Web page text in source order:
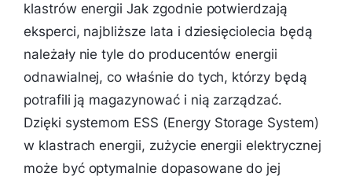
klastrów energii Jak zgodnie potwierdzają
eksperci, najbliższe lata i dziesięciolecia będą
należały nie tyle do producentów energii
odnawialnej, co właśnie do tych, którzy będą
potrafili ją magazynować i nią zarządzać.
Dzięki systemom ESS (Energy Storage System)
w klastrach energii, zużycie energii elektrycznej
może być optymalnie dopasowane do jej